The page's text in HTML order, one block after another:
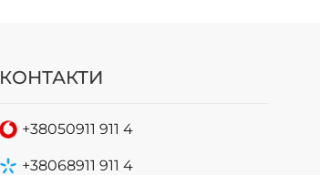
КОНТАКТИ
+38050911 911 4
+38068911 911 4